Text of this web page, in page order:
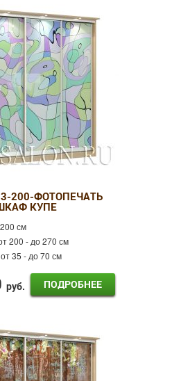
200-ФОТОПЕЧАТЬ
КУПЕ
200 см
200 - до 270 см
от 35 - до 70 см
руб. ПОДРОБНЕЕ